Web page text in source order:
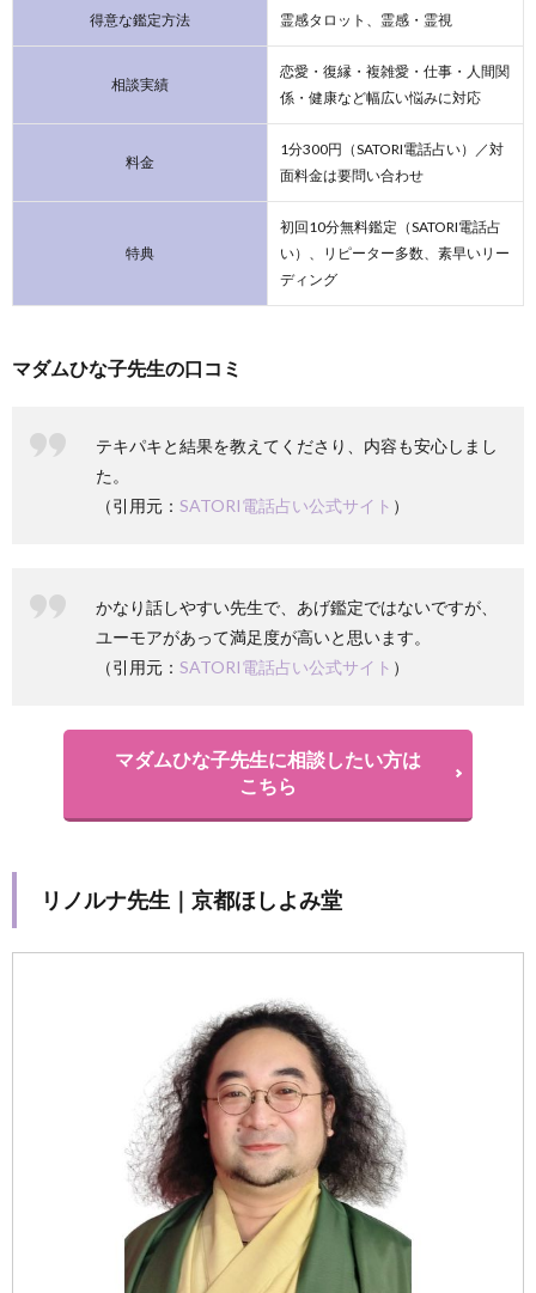
得意な鑑定方法 霊感タロット、霊感・霊視
相談実績
恋愛・復縁・複雑愛・仕事・人間関
係・健康など幅広い悩みに対応
料金
1分300円（SATORI電話占い）／対
面料金は要問い合わせ
特典
初回10分無料鑑定（SATORI電話占
い）、リピーター多数、素早いリー
ディング
マダムひな子先生の口コミ
テキパキと結果を教えてくださり、内容も安心しまし
た。
（引用元： SATORI電話占い公式サイト ）
かなり話しやすい先生で、あげ鑑定ではないですが、
ユーモアがあって満足度が高いと思います。
（引用元： SATORI電話占い公式サイト ）
マダムひな子先生に相談したい方は
こちら
リノルナ先生｜京都ほしよみ堂